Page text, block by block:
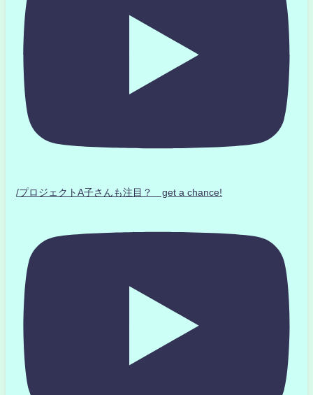
/プロジェクトA子さんも注目？ get a chance!